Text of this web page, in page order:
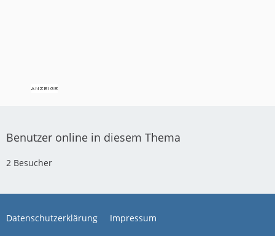
Benutzer online in diesem Thema
2 Besucher
Datenschutzerklärung Impressum